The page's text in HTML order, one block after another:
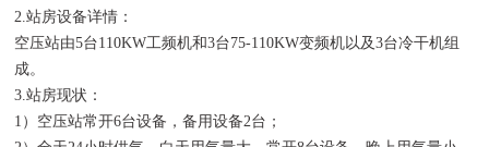
2.站房设备详情：
空压站由5台110KW工频机和3台75-110KW变频机以及3台冷干机组
成。
3.站房现状：
1）空压站常开6台设备，备用设备2台；